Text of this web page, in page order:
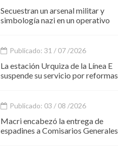
Secuestran un arsenal militar y
simbología nazi en un operativo
Publicado: 31 / 07 /2026
La estación Urquiza de la Línea E
suspende su servicio por reformas
Publicado: 03 / 08 /2026
Macri encabezó la entrega de
espadines a Comisarios Generales